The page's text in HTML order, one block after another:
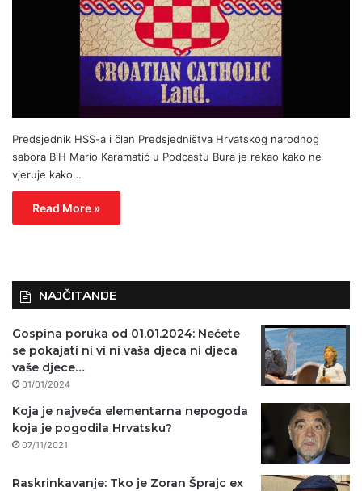
Predsjednik HSS-a i član Predsjedništva Hrvatskog narodnog
sabora BiH Mario Karamatić u Podcastu Bura je rekao kako ne
vjeruje kako…
Read More »
NAJČITANIJE
Gospina poruka od 01.01.2024: Nećete
se pokajati ni vi ni vaša djeca ni djeca
vaše djece…
01/01/2024
Koja je najveća elementarna nepogoda
koja je pogodila Hrvatsku?
07/11/2021
Raskrinkavanje: Tko je Zoran Šprajc ex